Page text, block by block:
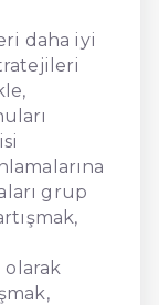
daha iyi
grup